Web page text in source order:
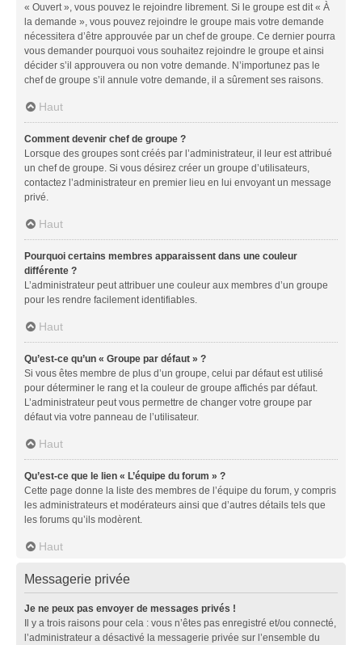
« Ouvert », vous pouvez le rejoindre librement. Si le groupe est dit « À
la demande », vous pouvez rejoindre le groupe mais votre demande
nécessitera d’être approuvée par un chef de groupe. Ce dernier pourra
vous demander pourquoi vous souhaitez rejoindre le groupe et ainsi
décider s’il approuvera ou non votre demande. N’importunez pas le
chef de groupe s’il annule votre demande, il a sûrement ses raisons.
Haut
Comment devenir chef de groupe ?
Lorsque des groupes sont créés par l’administrateur, il leur est attribué
un chef de groupe. Si vous désirez créer un groupe d’utilisateurs,
contactez l’administrateur en premier lieu en lui envoyant un message
privé.
Haut
Pourquoi certains membres apparaissent dans une couleur
différente ?
L’administrateur peut attribuer une couleur aux membres d’un groupe
pour les rendre facilement identifiables.
Haut
Qu’est-ce qu’un « Groupe par défaut » ?
Si vous êtes membre de plus d’un groupe, celui par défaut est utilisé
pour déterminer le rang et la couleur de groupe affichés par défaut.
L’administrateur peut vous permettre de changer votre groupe par
défaut via votre panneau de l’utilisateur.
Haut
Qu’est-ce que le lien « L’équipe du forum » ?
Cette page donne la liste des membres de l’équipe du forum, y compris
les administrateurs et modérateurs ainsi que d’autres détails tels que
les forums qu’ils modèrent.
Haut
Messagerie privée
Je ne peux pas envoyer de messages privés !
Il y a trois raisons pour cela : vous n’êtes pas enregistré et/ou connecté,
l’administrateur a désactivé la messagerie privée sur l’ensemble du